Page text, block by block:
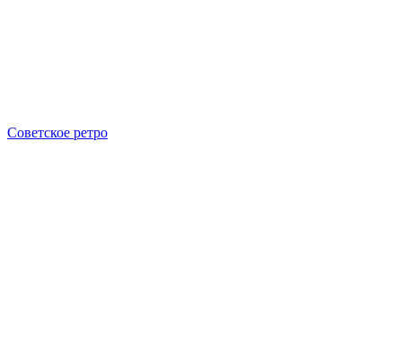
Советское ретро